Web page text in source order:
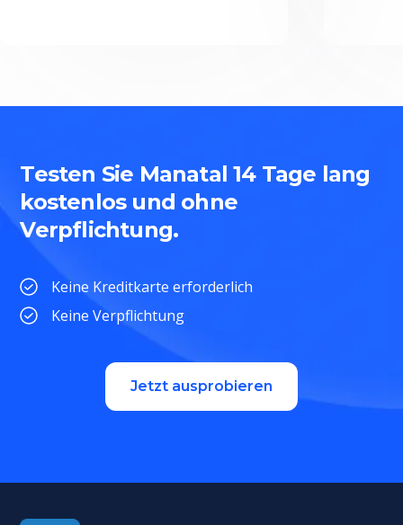
Testen Sie Manatal 14 Tage lang
kostenlos und ohne
Verpflichtung.
Keine Kreditkarte erforderlich
Keine Verpflichtung
Jetzt ausprobieren